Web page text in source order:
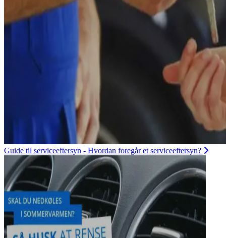
Guide til serviceeftersyn - Hvordan foregår et serviceeftersyn?